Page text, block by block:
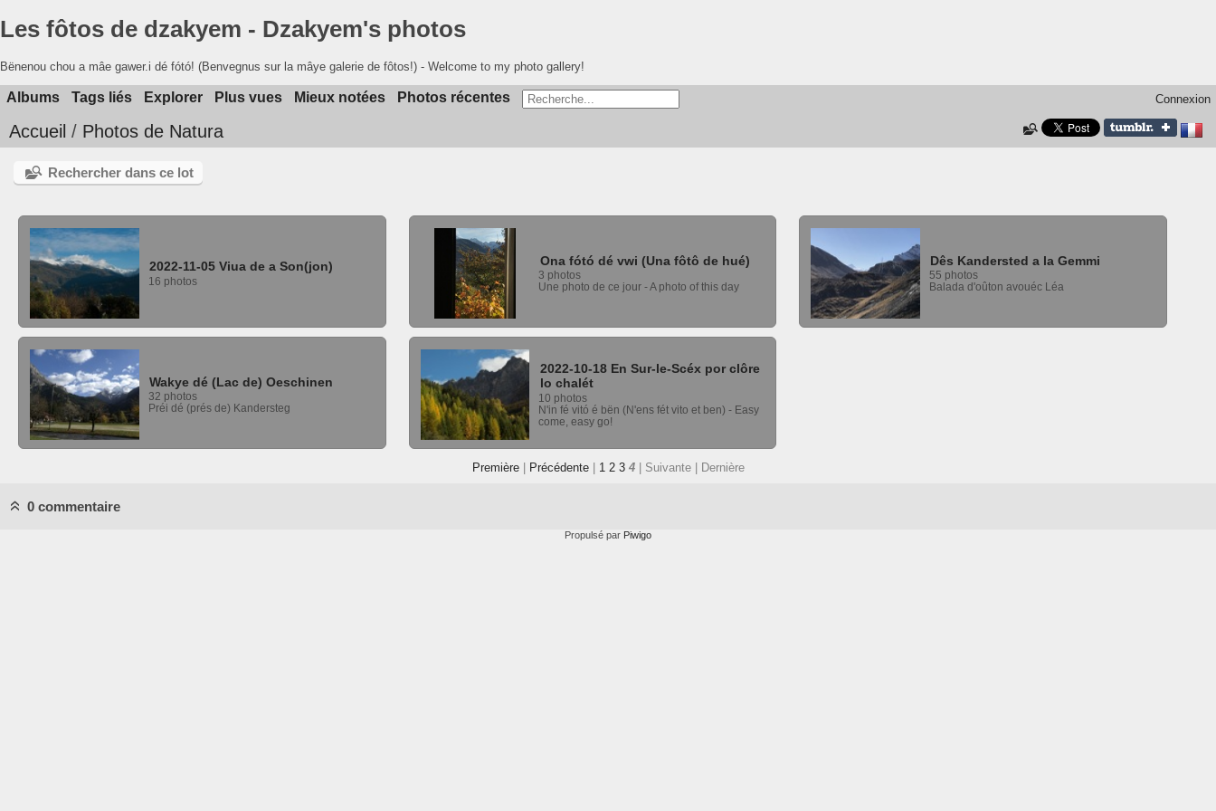
Les fôtos de dzakyem - Dzakyem's photos
Bënenou chou a mâe gawer.i dé fótó! (Benvegnus sur la mâye galerie de fôtos!) - Welcome to my photo gallery!
Albums Tags liés Explorer Plus vues Mieux notées Photos récentes Connexion
Accueil / Photos de Natura
Rechercher dans ce lot
2022-11-05 Viua de a Son(jon)
16 photos
Ona fótó dé vwi (Una fôtô de hué)
3 photos
Une photo de ce jour - A photo of this day
Dês Kandersted a la Gemmi
55 photos
Balada d'oûton avouéc Léa
Wakye dé (Lac de) Oeschinen
32 photos
Préi dé (prés de) Kandersteg
2022-10-18 En Sur-le-Scéx por clôre
lo chalét
10 photos
N'in fé vitó é bën (N'ens fét vito et ben) - Easy
come, easy go!
Première| Précédente| 1 2 3 4 | Suivante | Dernière
0 commentaire
Propulsé par Piwigo